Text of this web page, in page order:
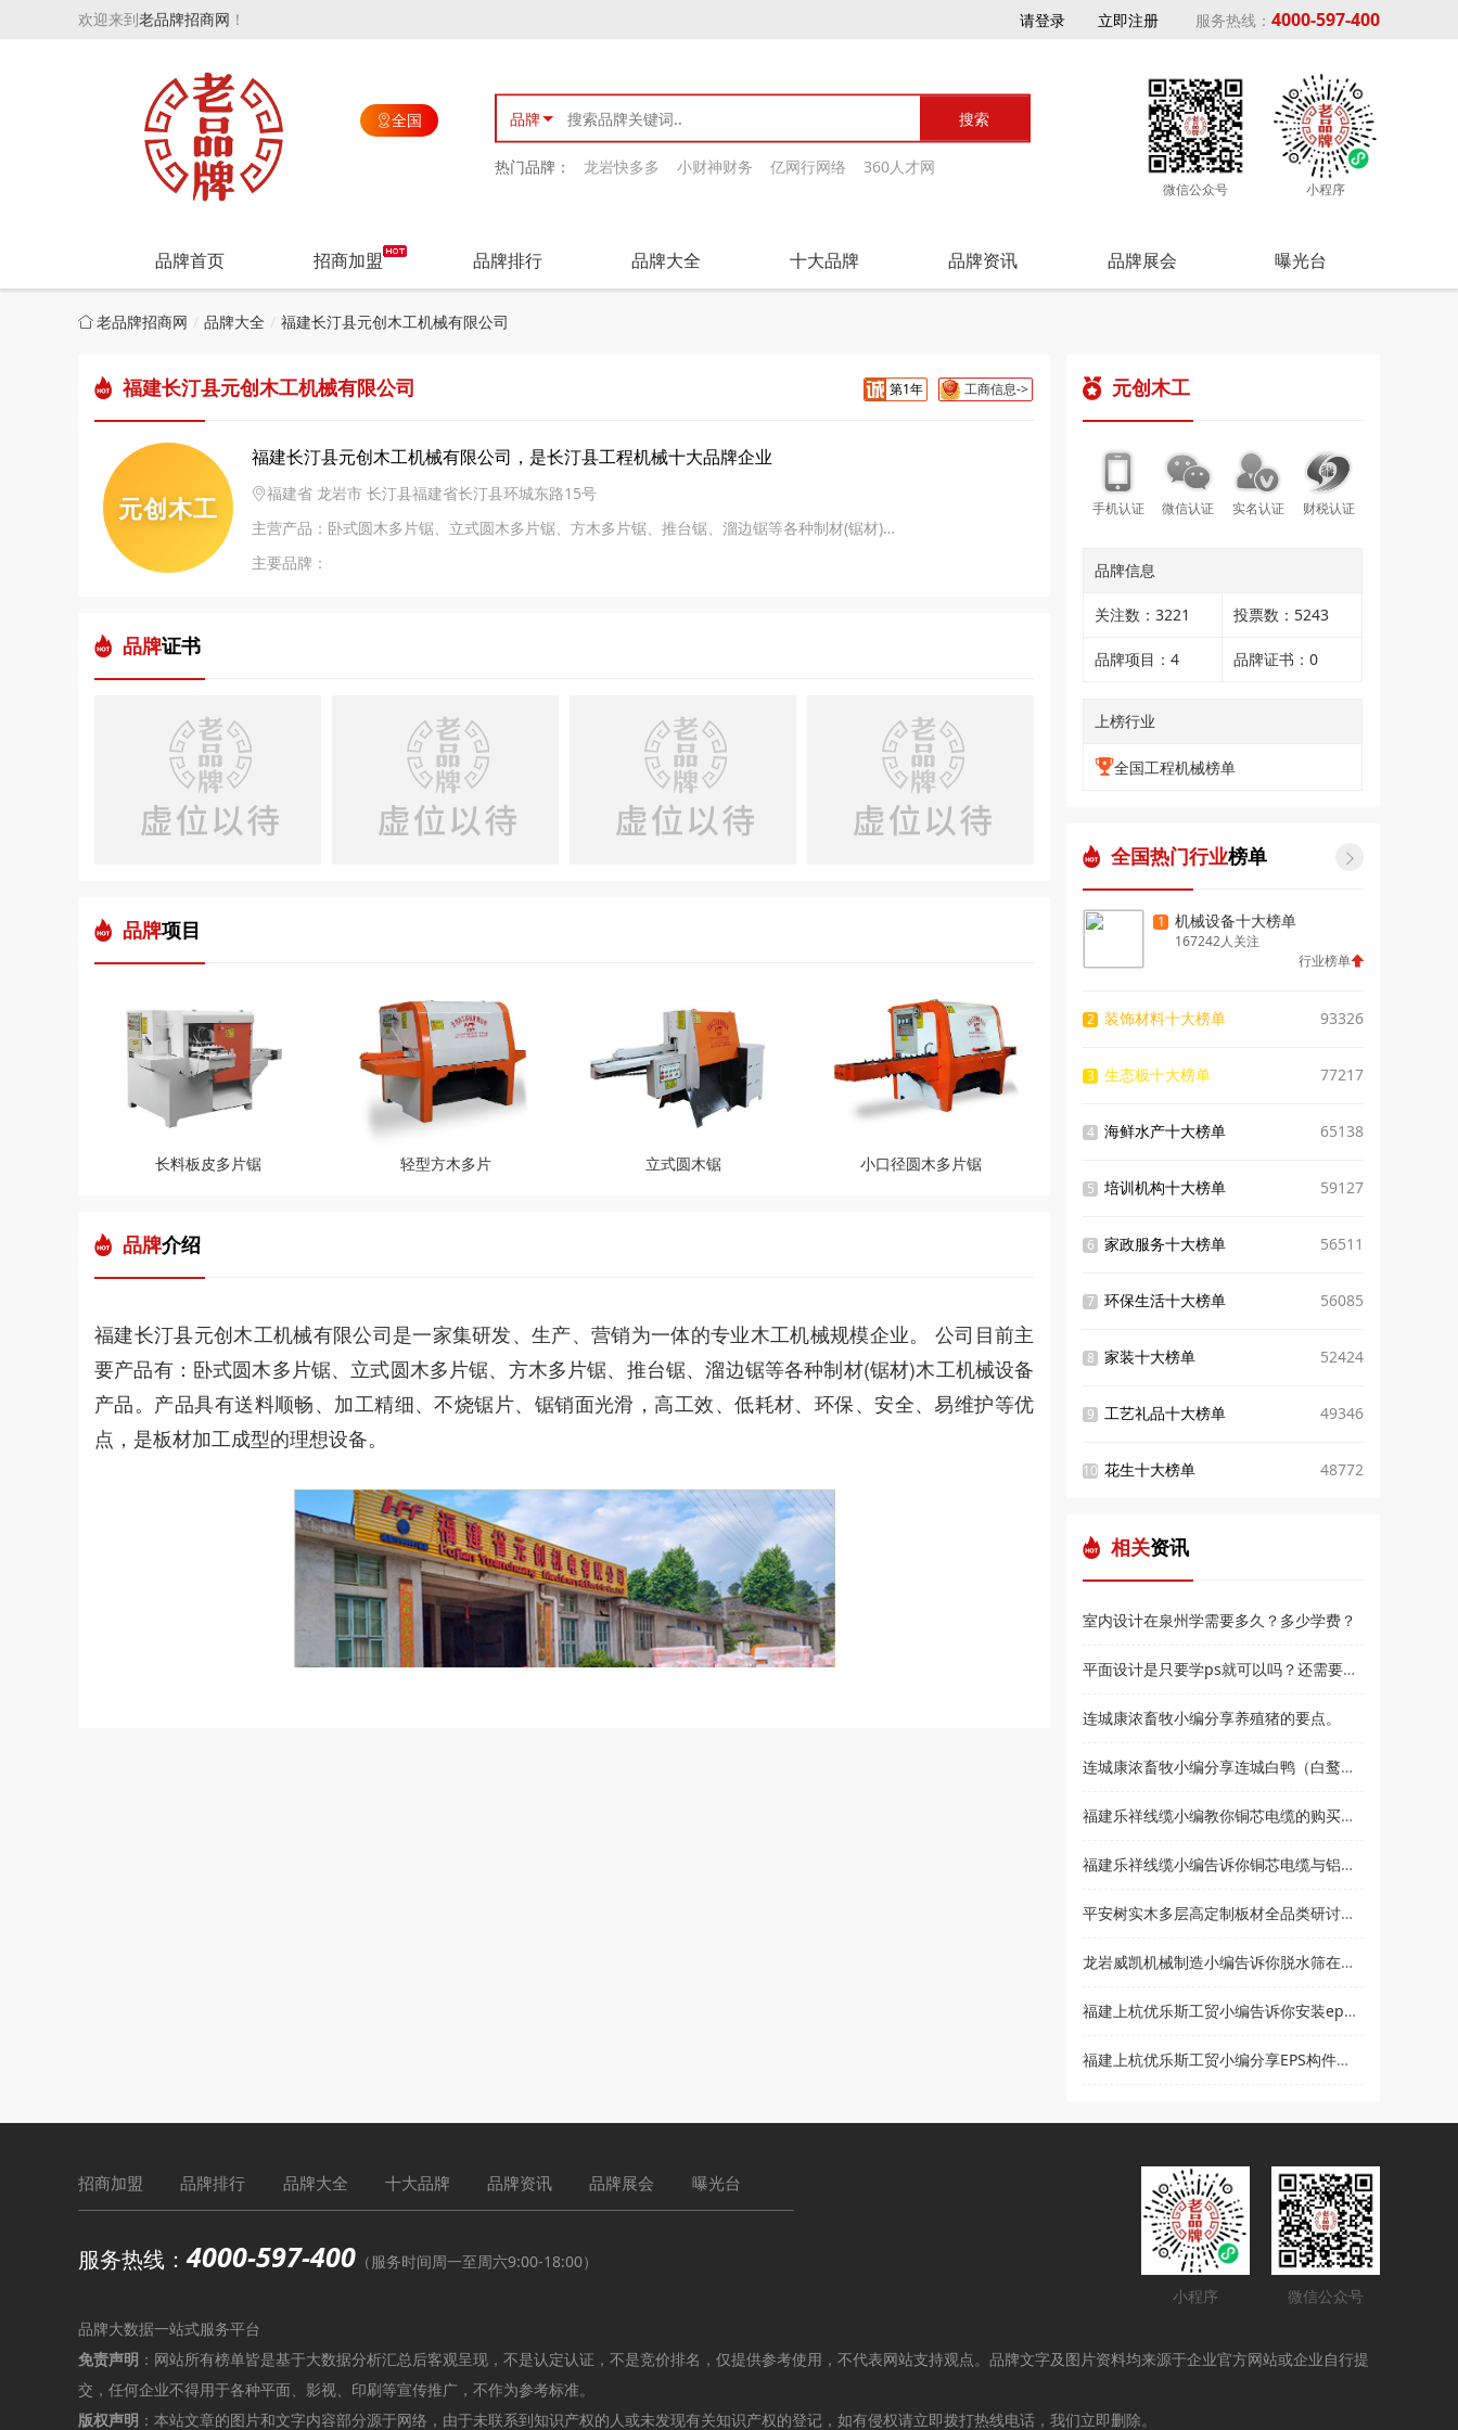
欢迎来到老品牌招商网 ！ 请登录 立即注册 服务热线： 4000-597-400
全国 品牌
热门品牌： 龙岩快多多 小财神财务 亿网行网络 360人才网
微信公众号 小程序
品牌首页 招商加盟 品牌排行 品牌大全 十大品牌 品牌资讯 品牌展会 曝光台
老品牌招商网 品牌大全 福建长汀县元创木工机械有限公司
第1年 工商信息->
福建长汀县元创木工机械有限公司
元创木工
福建长汀县元创木工机械有限公司，是长汀县工程机械十大品牌企业
福建省 龙岩市 长汀县福建省长汀县环城东路15号
主营产品：卧式圆木多片锯、立式圆木多片锯、方木多片锯、推台锯、溜边锯等各种制材(锯材)木工机械设备产品
主要品牌：
品牌证书
品牌项目
长料板皮多片锯 轻型方木多片 立式圆木锯 小口径圆木多片锯
品牌介绍
福建长汀县元创木工机械有限公司是一家集研发、生产、营销为一体的专业木工机械规模企业。 公司目前主
要产品有：卧式圆木多片锯、立式圆木多片锯、方木多片锯、推台锯、溜边锯等各种制材(锯材)木工机械设备
产品。产品具有送料顺畅、加工精细、不烧锯片、锯销面光滑，高工效、低耗材、环保、安全、易维护等优
点，是板材加工成型的理想设备。
元创木工
手机认证 微信认证 实名认证 财税认证
品牌信息
关注数：3221 投票数：5243
品牌项目：4 品牌证书：0
上榜行业
全国工程机械榜单
全国热门行业榜单 
1 机械设备十大榜单
167242人关注
行业榜单
2 装饰材料十大榜单 93326
3 生态板十大榜单 77217
4 海鲜水产十大榜单 65138
5 培训机构十大榜单 59127
6 家政服务十大榜单 56511
7 环保生活十大榜单 56085
8 家装十大榜单 52424
9 工艺礼品十大榜单 49346
10 花生十大榜单 48772
相关资讯
室内设计在泉州学需要多久？多少学费？
平面设计是只要学ps就可以吗？还需要学什么？和高新教育小编来了解
连城康浓畜牧小编分享养殖猪的要点。
连城康浓畜牧小编分享连城白鸭（白鹜鸭）简介
福建乐祥线缆小编教你铜芯电缆的购买技巧？
福建乐祥线缆小编告诉你铜芯电缆与铝芯电缆各有什么优点
平安树实木多层高定制板材全品类研讨会暨2021***经销商大会即将盛大召开
龙岩威凯机械制造小编告诉你脱水筛在使用时要注意哪些事项
福建上杭优乐斯工贸小编告诉你安装eps线条的注意事项
福建上杭优乐斯工贸小编分享EPS构件的应用领域
招商加盟 品牌排行 品牌大全 十大品牌 品牌资讯 品牌展会 曝光台
服务热线：4000-597-400 （服务时间周一至周六9:00-18:00）
小程序
微信公众号
品牌大数据一站式服务平台
免责声明 ：网站所有榜单皆是基于大数据分析汇总后客观呈现，不是认定认证，不是竞价排名，仅提供参考使用，不代表网站支持观点。品牌文字及图片资料均来源于企业官方网站或企业自行提
交，任何企业不得用于各种平面、影视、印刷等宣传推广，不作为参考标准。
版权声明 ：本站文章的图片和文字内容部分源于网络，由于未联系到知识产权的人或未发现有关知识产权的登记，如有侵权请立即拨打热线电话，我们立即删除。